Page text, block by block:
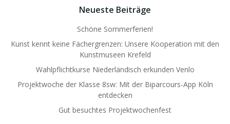
Neueste Beiträge
Schöne Sommerferien!
Kunst kennt keine Fächergrenzen: Unsere Kooperation mit den
Kunstmuseen Krefeld
Wahlpflichtkurse Niederländisch erkunden Venlo
Projektwoche der Klasse 8sw: Mit der Biparcours-App Köln
entdecken
Gut besuchtes Projektwochenfest